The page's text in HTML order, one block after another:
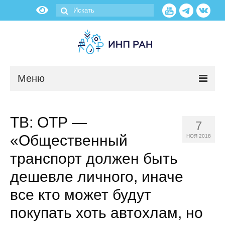
Меню
Об институте
Научные подразделения
Администрация
7
НОЯ 2018
ТВ: ОТР —
«Общественный
транспорт должен быть
дешевле личного, иначе
все кто может будут
покупать хоть автохлам, но